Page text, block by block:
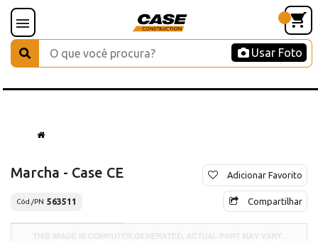
Usar Foto
Marcha - Case CE
Cód./PN 563511
Adicionar Favorito
Compartilhar